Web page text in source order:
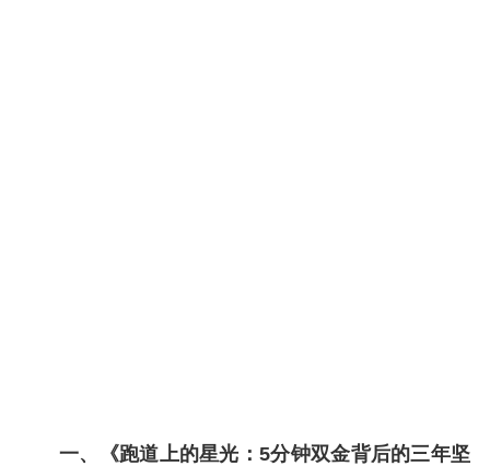
一、《跑道上的星光：5分钟双金背后的三年坚